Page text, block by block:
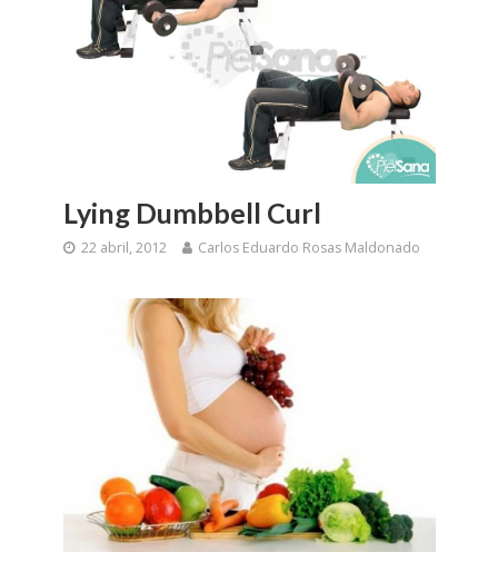
Lying Dumbbell Curl
22 abril, 2012 Carlos Eduardo Rosas Maldonado